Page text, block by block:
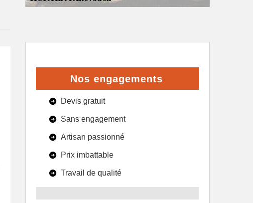
Nos engagements
Devis gratuit
Sans engagement
Artisan passionné
Prix imbattable
Travail de qualité